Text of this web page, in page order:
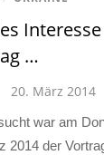
…
20. März 2014
war am
2014 der